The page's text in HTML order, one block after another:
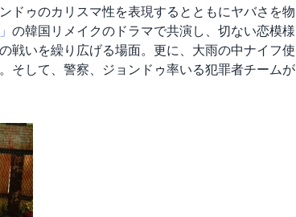
ドゥのカリスマ性を表現するとともにヤバさを物
の韓国リメイクのドラマで共演し、切ない恋模様
戦いを繰り広げる場面。更に、大雨の中ナイフ使
そして、警察、ジョンドゥ率いる犯罪者チームが